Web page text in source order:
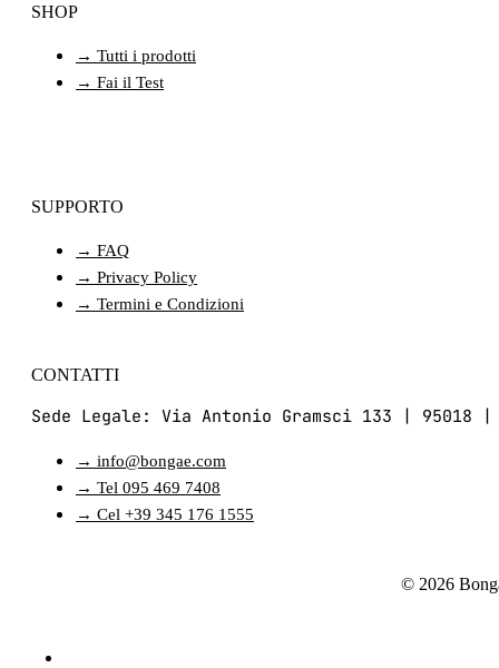
SHOP
→ Tutti i prodotti
→ Fai il Test
SUPPORTO
→ FAQ
→ Privacy Policy
→ Termini e Condizioni
CONTATTI
Sede Legale: Via Antonio Gramsci 133 | 95018
→ info@bongae.com
→ Tel 095 469 7408
→ Cel +39 345 176 1555
© 2026